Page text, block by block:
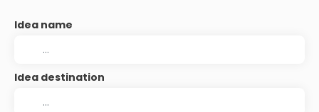
Idea name
Idea destination